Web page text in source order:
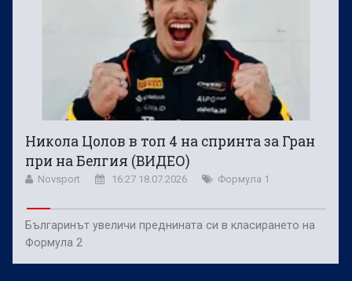
Никола Цолов в топ 4 на спринта за Гран
при на Белгия (ВИДЕО)
Novsport 16:27 18.07.2026 Формула 1
Българинът увеличи преднината си в класирането на
Формула 2